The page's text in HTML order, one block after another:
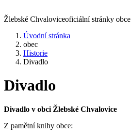
Žlebské Chvaloviceoficiální stránky obce
Úvodní stránka
obec
Historie
Divadlo
Divadlo
Divadlo v obci Žlebské Chvalovice
Z pamětní knihy obce: